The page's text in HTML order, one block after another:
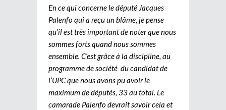
En ce qui concerne le député Jacques
Palenfo qui a reçu un blâme, je pense
qu’il est très important de noter que nous
sommes forts quand nous sommes
ensemble. C’est grâce à la discipline, au
programme de société du candidat de
l’UPC que nous avons pu avoir le
maximum de députés, 33 au total. Le
camarade Palenfo devrait savoir cela et